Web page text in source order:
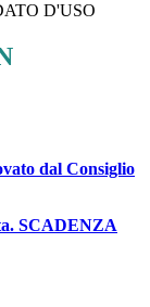
D'USO
dal Consiglio
SCADENZA